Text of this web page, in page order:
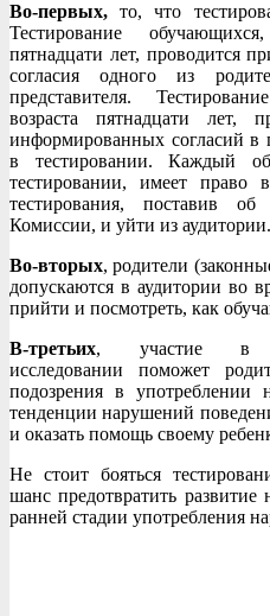
Во-первых,то, что
Тестирование
пятнадцати лет, проводится
согласия одного из
представителя.
возраста пятнадцати лет,
информированных согласий в
в тестировании. Каждый
тестировании, имеет право
тестирования, поставив
Комиссии, и уйти из аудитории.
Во-вторых, родители
допускаются в аудитории во
прийти и посмотреть, как
В-третьих, участие в
исследовании поможет
подозрения в употреблении
тенденции нарушений
и оказать помощь своему
Не стоит бояться
шанс предотвратить развитие
ранней стадии употребления